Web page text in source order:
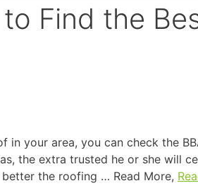
Find the
in your area, you can check the
the extra trusted he or she will
the roofing … Read More,